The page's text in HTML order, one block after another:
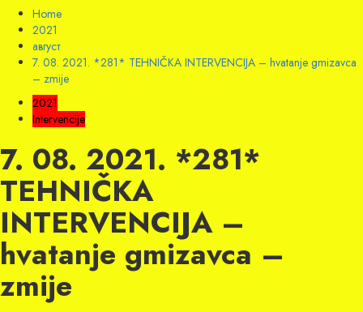
Home
2021
август
7. 08. 2021. *281* TEHNIČKA INTERVENCIJA – hvatanje gmizavca
– zmije
2021
Intervencije
7. 08. 2021. *281*
TEHNIČKA
INTERVENCIJA –
hvatanje gmizavca –
zmije